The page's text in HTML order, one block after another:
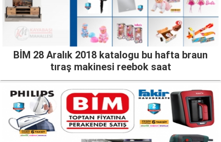
BİM 28 Aralık 2018 katalogu bu hafta braun
tıraş makinesi reebok saat